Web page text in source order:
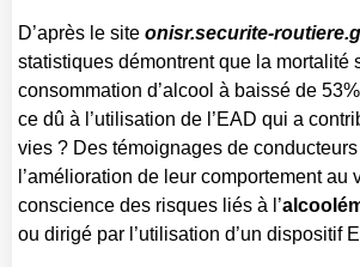
D’après le site onisr.securite-
statistiques démontrent que la mortalité
consommation d’alcool à baissé de
ce dû à l’utilisation de l’EAD qui a
vies ? Des témoignages de
l’amélioration de leur comportement au
conscience des risques liés à l’
ou dirigé par l’utilisation d’un dispositif